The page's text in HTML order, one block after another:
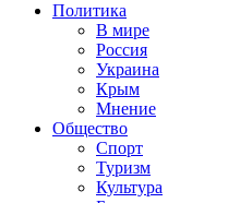
Политика
В мире
Россия
Украина
Крым
Мнение
Общество
Спорт
Туризм
Культура